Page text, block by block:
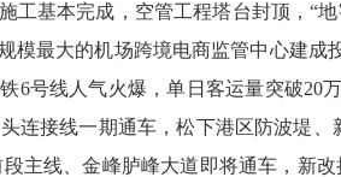
工基本完成 ， 空管工程塔台封顶 ，“地
模最大的机场跨境电商监管中心建成
6号线人气火爆，单日客运量突破20
连接线一期通车，松下港区防波堤
段主线 、金峰胪峰大道即将通车 ，新